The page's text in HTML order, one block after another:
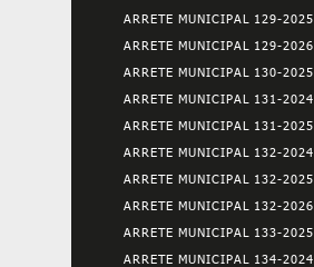
ARRETE MUNICIPAL 129-2025
ARRETE MUNICIPAL 129-2026
ARRETE MUNICIPAL 130-2025
ARRETE MUNICIPAL 131-2024
ARRETE MUNICIPAL 131-2025
ARRETE MUNICIPAL 132-2024
ARRETE MUNICIPAL 132-2025
ARRETE MUNICIPAL 132-2026
ARRETE MUNICIPAL 133-2025
ARRETE MUNICIPAL 134-2024